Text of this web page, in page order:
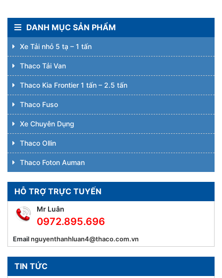
DANH MỤC SẢN PHẨM
Xe Tải nhỏ 5 tạ – 1 tấn
Thaco Tải Van
Thaco Kia Frontier 1 tấn – 2.5 tấn
Thaco Fuso
Xe Chuyên Dụng
Thaco Ollin
Thaco Foton Auman
HỖ TRỢ TRỰC TUYẾN
Mr Luân
0972.895.696
Emailnguyenthanhluan4@thaco.com.vn
TIN TỨC